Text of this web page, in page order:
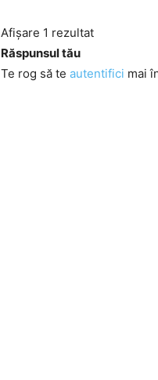
Afișare 1 rezultat
Răspunsul tău
Te rog să te autentifici mai